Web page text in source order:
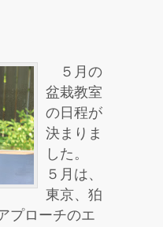
５月の
盆栽教室
の日程が
決まりま
した。
５月は、
東京、狛
プローチのエ